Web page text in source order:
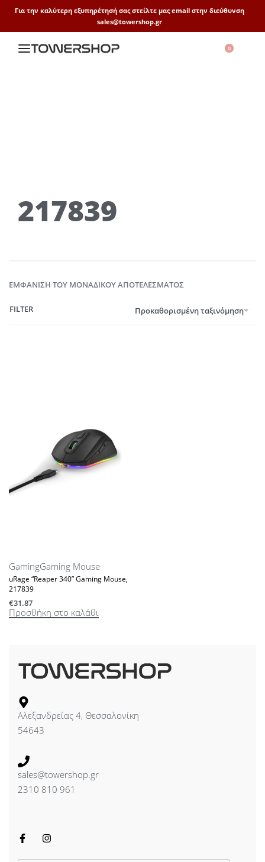
Για την καλύτερη εξυπηρέτησή σας στείλτε μας email στην διεύθυνση
sales@towershop.gr
0
217839
ΕΜΦΆΝΙΣΗ ΤΟΥ ΜΟΝΑΔΙΚΟΎ ΑΠΟΤΕΛΈΣΜΑΤΟΣ
Προκαθορισμένη ταξινόμηση
FILTER
GamingGaming Mouse
uRage “Reaper 340” Gaming Mouse,
217839
€31.87
Προσθήκη στο καλάθι
Αλεξανδρείας 4, Θεσσαλονίκη
54643
sales@towershop.gr
2310 810 961